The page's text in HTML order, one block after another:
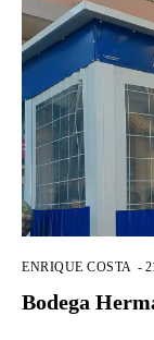
ENRIQUE COSTA -
Bodega